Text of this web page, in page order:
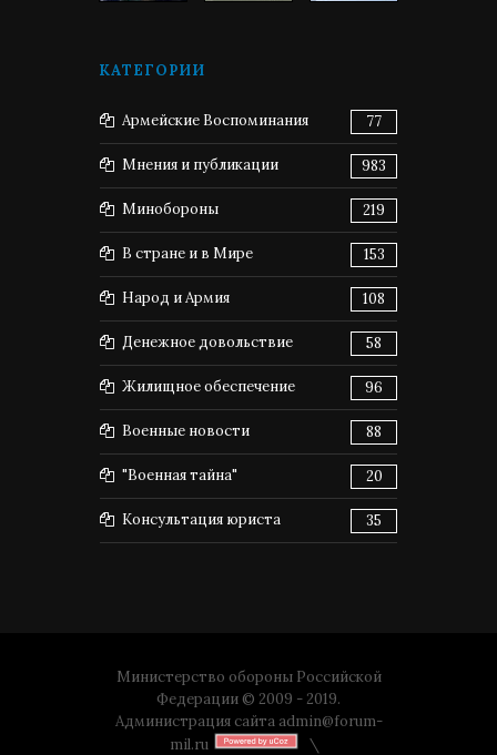
КАТЕГОРИИ
Армейские Воспоминания 77
Мнения и публикации 983
Минобороны 219
В стране и в Мире 153
Народ и Армия 108
Денежное довольствие 58
Жилищное обеспечение 96
Военные новости 88
"Военная тайна" 20
Консультация юриста 35
Министерство обороны Российской
Федерации © 2009 - 2019.
Администрация сайта admin@forum-
mil.ru